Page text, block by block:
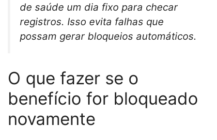
de saúde um dia fixo para checar
registros. Isso evita falhas que
possam gerar bloqueios automáticos.
O que fazer se o
benefício for bloqueado
novamente